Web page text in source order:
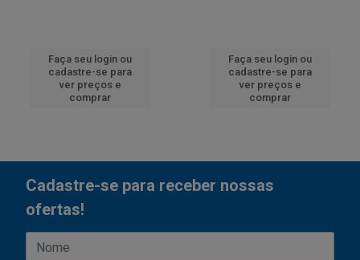
Faça seu login ou
cadastre-se para
ver preços e
comprar
Faça seu login ou
cadastre-se para
ver preços e
comprar
Cadastre-se para receber nossas
ofertas!